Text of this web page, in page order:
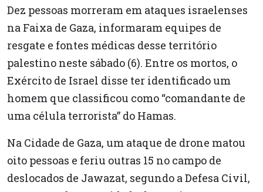
Dez pessoas morreram em ataques israelenses
na Faixa de Gaza, informaram equipes de
resgate e fontes médicas desse território
palestino neste sábado (6). Entre os mortos, o
Exército de Israel disse ter identificado um
homem que classificou como “comandante de
uma célula terrorista” do Hamas.
Na Cidade de Gaza, um ataque de drone matou
oito pessoas e feriu outras 15 no campo de
deslocados de Jawazat, segundo a Defesa Civil,